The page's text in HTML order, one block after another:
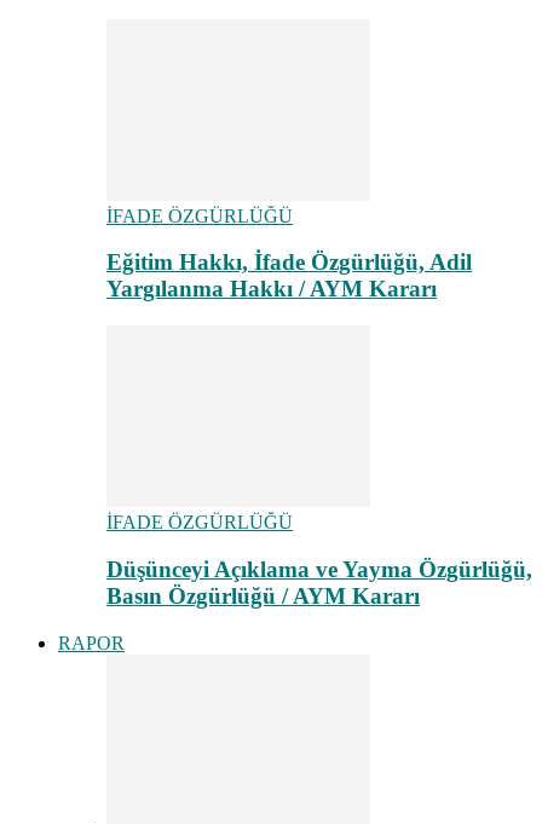
İFADE ÖZGÜRLÜĞÜ
Eğitim Hakkı, İfade Özgürlüğü, Adil
Yargılanma Hakkı / AYM Kararı
İFADE ÖZGÜRLÜĞÜ
Düşünceyi Açıklama ve Yayma Özgürlüğü,
Basın Özgürlüğü / AYM Kararı
RAPOR